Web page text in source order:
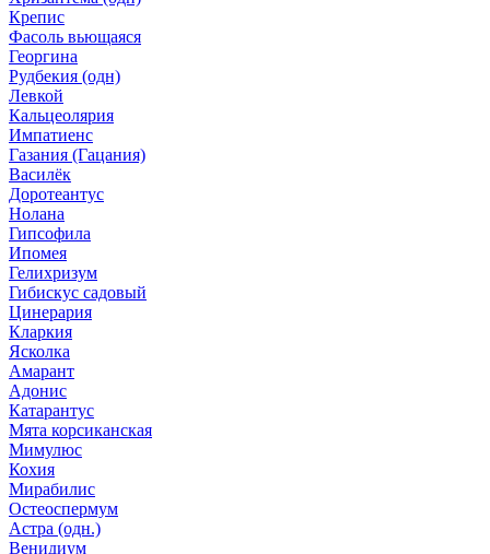
Крепис
Фасоль вьющаяся
Георгина
Рудбекия (одн)
Левкой
Кальцеолярия
Импатиенс
Газания (Гацания)
Василёк
Доротеантус
Нолана
Гипсофила
Ипомея
Гелихризум
Гибискус садовый
Цинерария
Кларкия
Ясколка
Амарант
Адонис
Катарантус
Мята корсиканская
Мимулюс
Кохия
Мирабилис
Остеоспермум
Астра (одн.)
Венидиум